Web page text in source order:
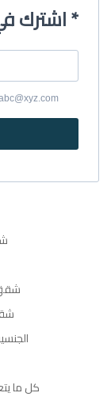
اشترك في القائمة البريدية *
كل ما